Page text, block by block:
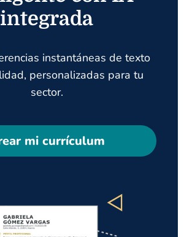
integrada
instantáneas de texto
personalizadas para tu
sector.
mi currículum